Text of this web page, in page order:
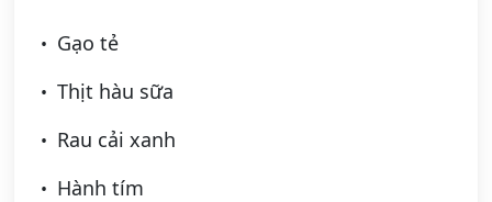
Gạo tẻ
Thịt hàu sữa
Rau cải xanh
Hành tím